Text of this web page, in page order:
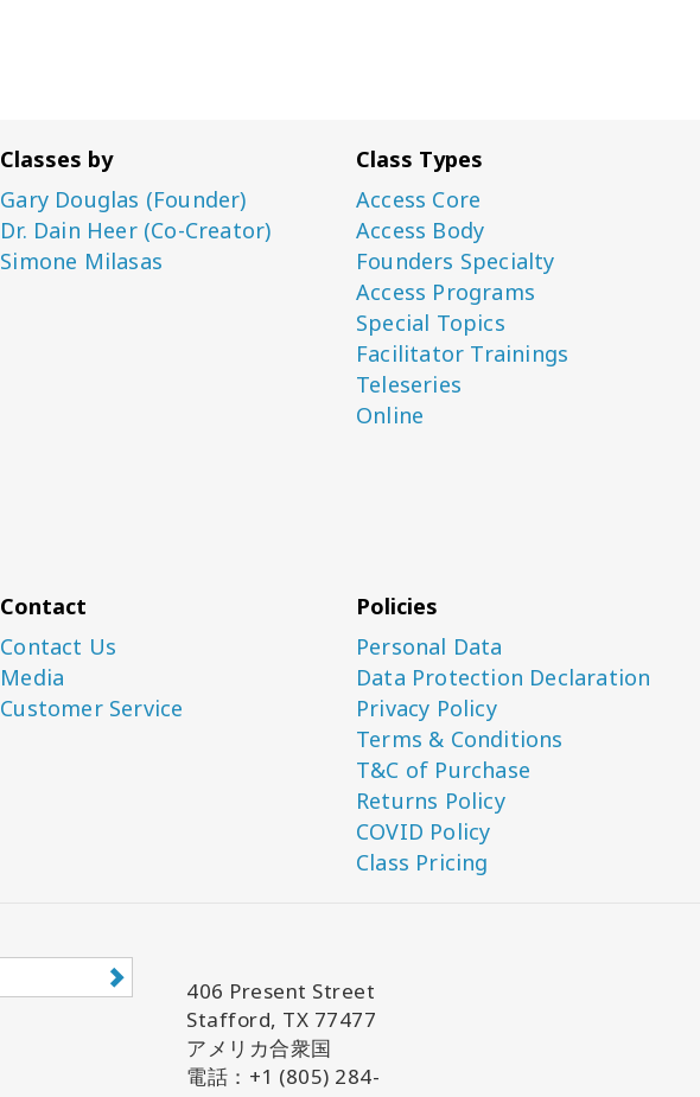
Classes by
Gary Douglas (Founder)
Dr. Dain Heer (Co-Creator)
Simone Milasas
Class Types
Access Core
Access Body
Founders Specialty
Access Programs
Special Topics
Facilitator Trainings
Teleseries
Online
Contact
Contact Us
Media
Customer Service
Policies
Personal Data
Data Protection Declaration
Privacy Policy
Terms & Conditions
T&C of Purchase
Returns Policy
COVID Policy
Class Pricing
406 Present Street
Stafford, TX 77477
アメリカ合衆国
電話：+1 (805) 284-